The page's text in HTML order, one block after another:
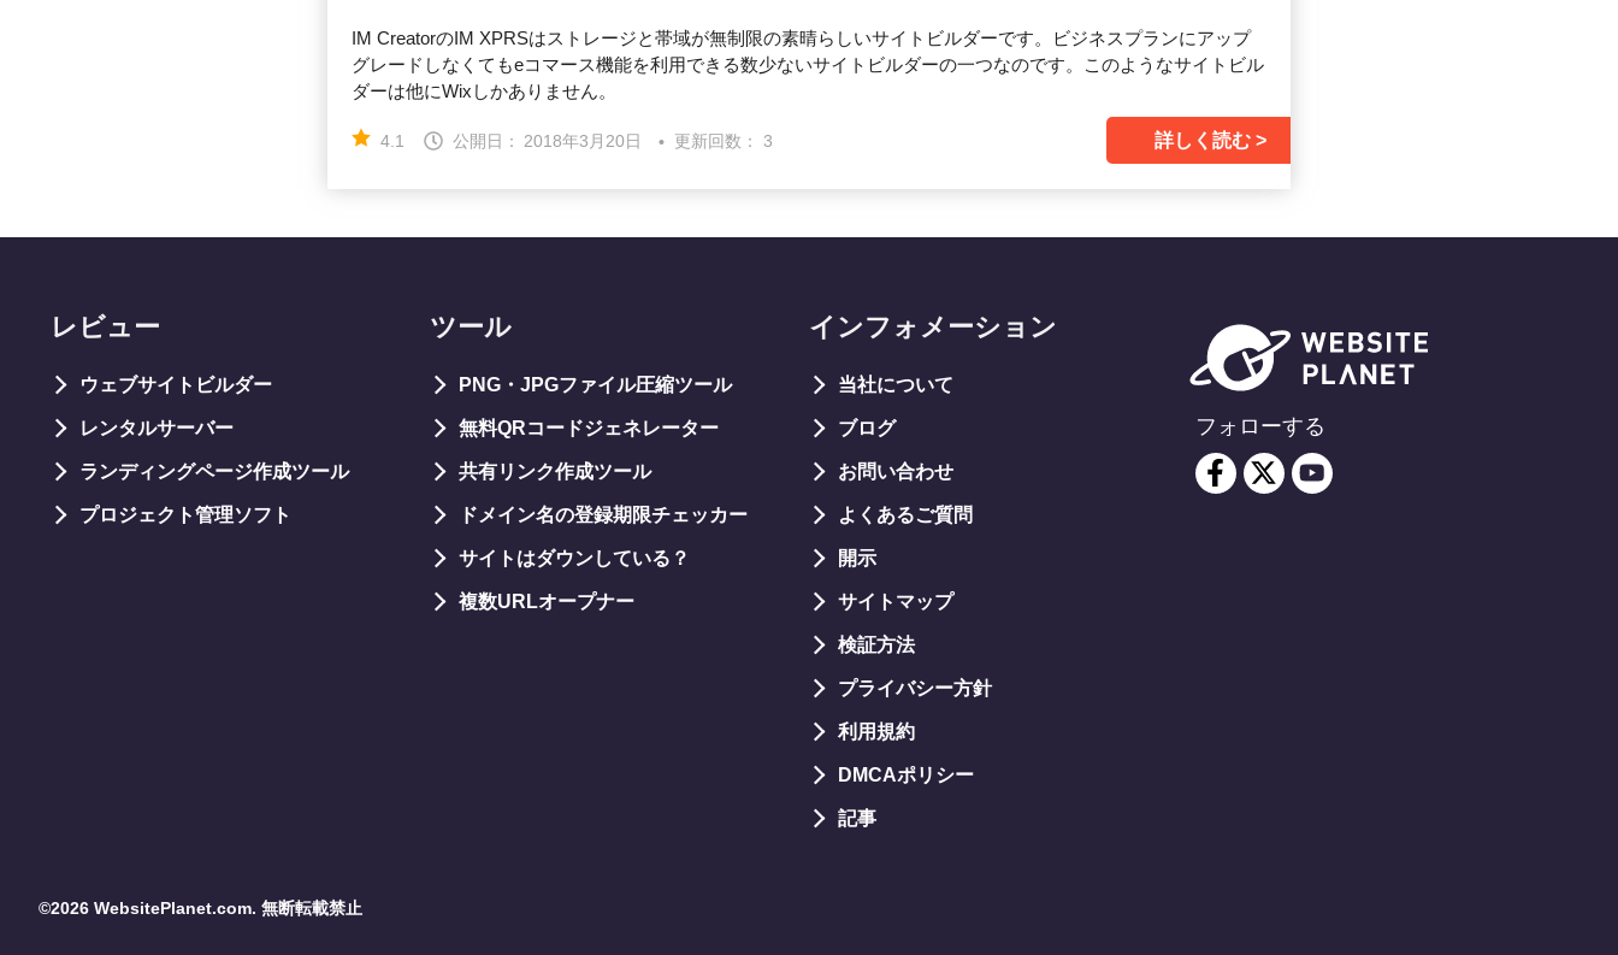
IM CreatorのIM XPRSはストレージと帯域が無制限の素晴らしいサイトビルダーです。ビジネスプランにアップ
グレードしなくてもeコマース機能を利用できる数少ないサイトビルダーの一つなのです。このようなサイトビル
ダーは他にWixしかありません。
4.1 公開日： 2018年3月20日 更新回数： 3 詳しく読む
レビュー
ウェブサイトビルダー
レンタルサーバー
ランディングページ作成ツール
プロジェクト管理ソフト
ツール
PNG・JPGファイル圧縮ツール
無料QRコードジェネレーター
共有リンク作成ツール
ドメイン名の登録期限チェッカー
サイトはダウンしている？
複数URLオープナー
インフォメーション
当社について
ブログ
お問い合わせ
よくあるご質問
開示
サイトマップ
検証方法
プライバシー方針
利用規約
DMCAポリシー
記事
フォローする
©2026 WebsitePlanet.com. 無断転載禁止